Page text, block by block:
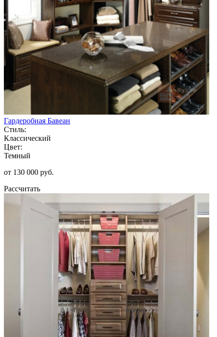
Гардеробная Бавеан
Стиль:
Классический
Цвет:
Темный
от 130 000 руб.
Рассчитать